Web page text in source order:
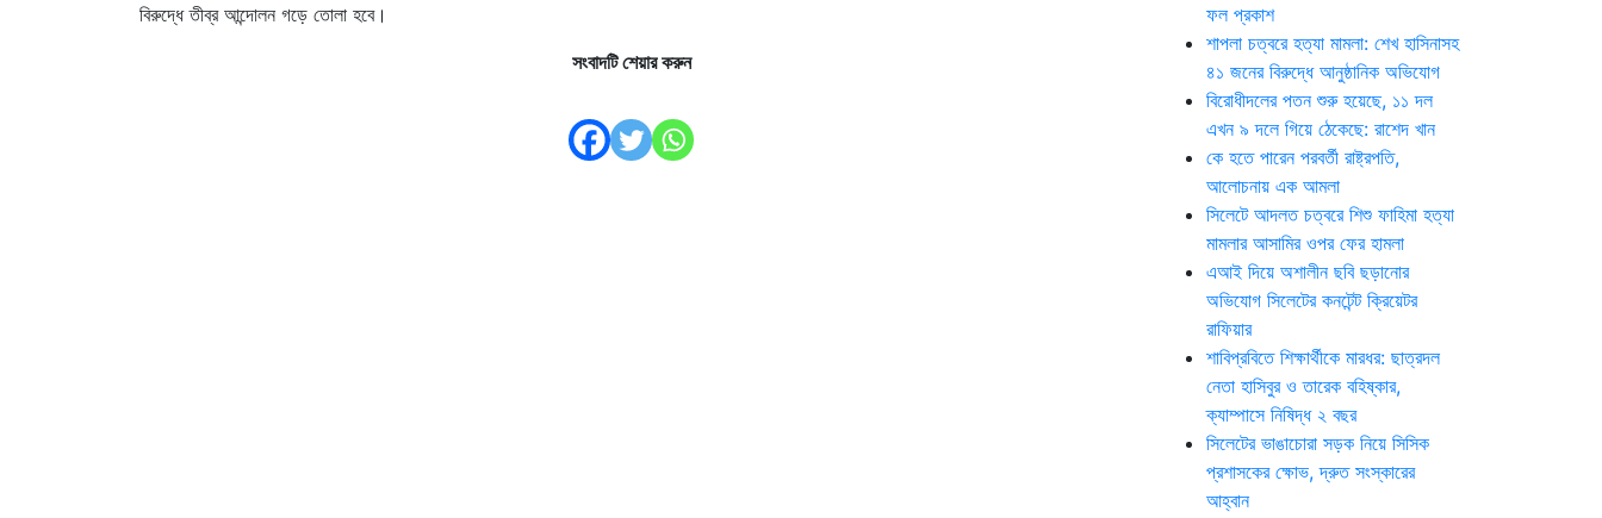
বিরুদ্ধে তীব্র আন্দোলন গড়ে তোলা হবে।
সংবাদটি শেয়ার করুন
ফল প্রকাশ
শাপলা চত্বরে হত্যা মামলা: শেখ হাসিনাসহ
৪১ জনের বিরুদ্ধে আনুষ্ঠানিক অভিযোগ
বিরোধীদলের পতন শুরু হয়েছে, ১১ দল
এখন ৯ দলে গিয়ে ঠেকেছে: রাশেদ খান
কে হতে পারেন পরবর্তী রাষ্ট্রপতি,
আলোচনায় এক আমলা
সিলেটে আদলত চত্বরে শিশু ফাহিমা হত্যা
মামলার আসামির ওপর ফের হামলা
এআই দিয়ে অশালীন ছবি ছড়ানোর
অভিযোগ সিলেটের কনটেন্ট ক্রিয়েটর
রাফিয়ার
শাবিপ্রবিতে শিক্ষার্থীকে মারধর: ছাত্রদল
নেতা হাসিবুর ও তারেক বহিষ্কার,
ক্যাম্পাসে নিষিদ্ধ ২ বছর
সিলেটের ভাঙাচোরা সড়ক নিয়ে সিসিক
প্রশাসকের ক্ষোভ, দ্রুত সংস্কারের
আহ্বান